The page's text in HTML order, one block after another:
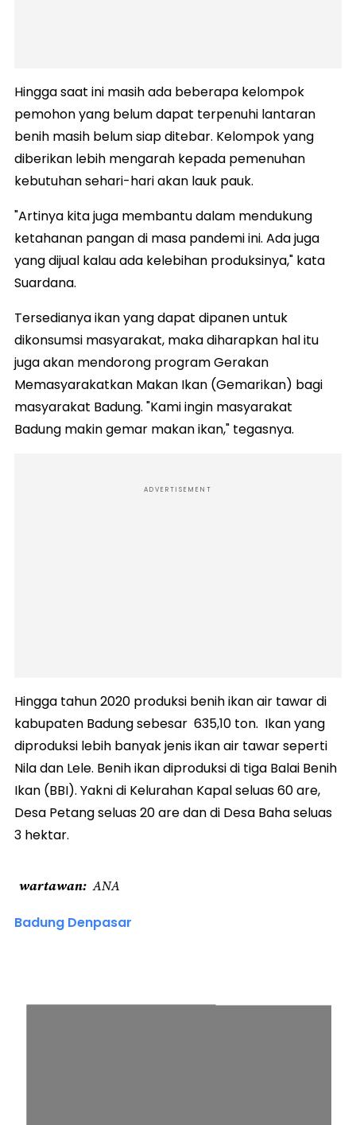
Hingga saat ini masih ada beberapa kelompok
pemohon yang belum dapat terpenuhi lantaran
benih masih belum siap ditebar. Kelompok yang
diberikan lebih mengarah kepada pemenuhan
kebutuhan sehari-hari akan lauk pauk.
"Artinya kita juga membantu dalam mendukung
ketahanan pangan di masa pandemi ini. Ada juga
yang dijual kalau ada kelebihan produksinya," kata
Suardana.
Tersedianya ikan yang dapat dipanen untuk
dikonsumsi masyarakat, maka diharapkan hal itu
juga akan mendorong program Gerakan
Memasyarakatkan Makan Ikan (Gemarikan) bagi
masyarakat Badung. "Kami ingin masyarakat
Badung makin gemar makan ikan," tegasnya.
ADVERTISEMENT
Hingga tahun 2020 produksi benih ikan air tawar di
kabupaten Badung sebesar 635,10 ton. Ikan yang
diproduksi lebih banyak jenis ikan air tawar seperti
Nila dan Lele. Benih ikan diproduksi di tiga Balai Benih
Ikan (BBI). Yakni di Kelurahan Kapal seluas 60 are,
Desa Petang seluas 20 are dan di Desa Baha seluas
3 hektar.
wartawan ANA
Badung Denpasar